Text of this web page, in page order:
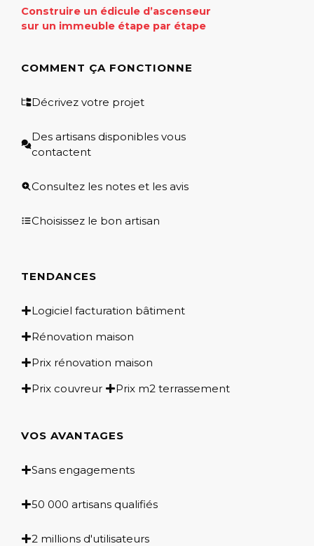
Construire un édicule d’ascenseur
sur un immeuble étape par étape
COMMENT ÇA FONCTIONNE
Décrivez votre projet
Des artisans disponibles vous
contactent
Consultez les notes et les avis
Choisissez le bon artisan
TENDANCES
Logiciel facturation bâtiment
Rénovation maison
Prix rénovation maison
Prix couvreur
Prix m2 terrassement
VOS AVANTAGES
Sans engagements
50 000 artisans qualifiés
2 millions d'utilisateurs